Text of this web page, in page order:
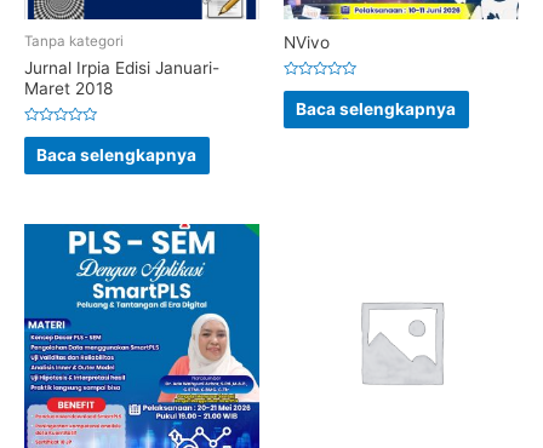
Tanpa kategori
Jurnal Irpia Edisi Januari-
Maret 2018
Dinilai
dari
5
Baca selengkapnya
NVivo
Dinilai
dari
5
Baca selengkapnya